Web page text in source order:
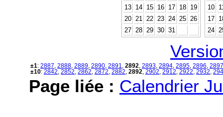
13
14 15 16 17 18
19
20
21 22 23 24 25
26
27
28 29 30 31
10
17
24
±1: 2887 2888 2889 2890 2891 2892 2893 2894 2895 2896 2897
±10: 2842 2852 2862 2872 2882 2892 2902 2912 2922 2932
Page liée : Calendrier